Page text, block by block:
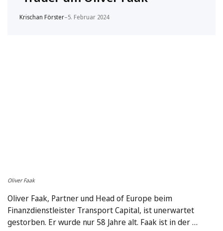
Krischan Förster–5. Februar 2024
Oliver Faak
Oliver Faak, Partner und Head of Europe beim
Finanzdienstleister Transport Capital, ist unerwartet
gestorben. Er wurde nur 58 Jahre alt. Faak ist in der …